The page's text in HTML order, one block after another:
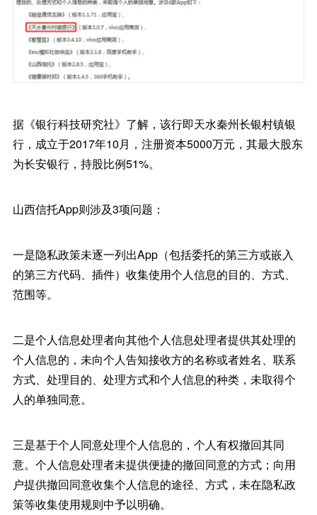
据《银行科技研究社》了解，该行即天水秦州长银村镇银
行，成立于2017年10月，注册资本5000万元，其最大股东
为长安银行，持股比例51%。
山西信托App则涉及3项问题：
一是隐私政策未逐一列出App（包括委托的第三方或嵌入
的第三方代码、插件）收集使用个人信息的目的、方式、
范围等。
二是个人信息处理者向其他个人信息处理者提供其处理的
个人信息的，未向个人告知接收方的名称或者姓名、联系
方式、处理目的、处理方式和个人信息的种类，未取得个
人的单独同意。
三是基于个人同意处理个人信息的，个人有权撤回其同
意。个人信息处理者未提供便捷的撤回同意的方式；向用
户提供撤回同意收集个人信息的途径、方式，未在隐私政
策等收集使用规则中予以明确。